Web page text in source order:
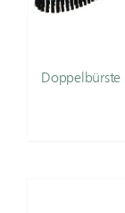
Doppelbürste